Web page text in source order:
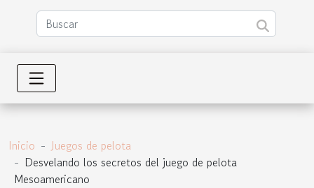
Inicio
Juegos de pelota
Desvelando los secretos del juego de pelota
Mesoamericano